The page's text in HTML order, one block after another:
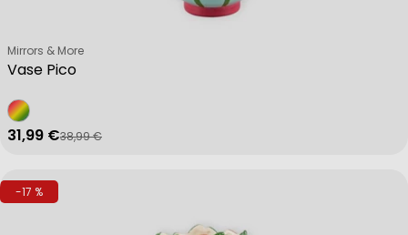
Vase Pico
Verkäufer:
Mirrors & More
Verkaufspreis
31,99 €
Regulärer Preis
38,99 €
-17 %